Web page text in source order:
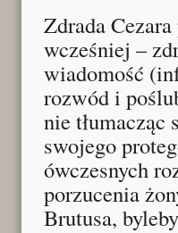
Zdrada
wcześniej –
wiadomość
rozwód i
nie tłumacząc
swojego
ówczesnych
porzucenia
Brutusa,